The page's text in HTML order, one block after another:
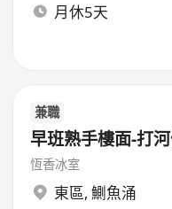
月休5天
兼職
早班熟手樓面-打
恆香冰室
東區, 鰂魚涌